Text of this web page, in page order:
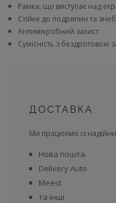
Рамка, що виступає над
Стійке до подряпин та
Антимікробний захист
Сумісність з бездротовою
ДОСТАВКА
Ми працюємо із
Нова пошта
Delivery Auto
Meest
та інші